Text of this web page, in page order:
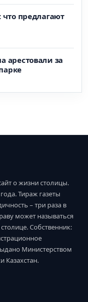
что предлагают
арестовали за
о жизни столицы.
Тираж газеты
– три раза в
может называться
Собственник:
Министерством
Казахстан.